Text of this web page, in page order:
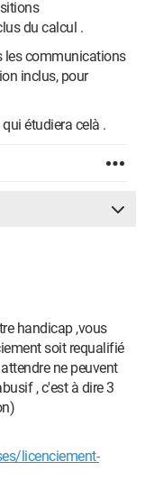
du calcul .
les communications
inclus, pour
étudiera celà .
handicap ,vous
soit requalifié
ne peuvent
, c'est à dire 3
licenciement-